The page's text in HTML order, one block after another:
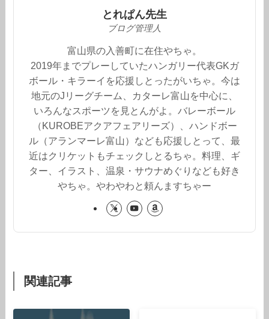
とれぱん先生
ブログ管理人
富山県の入善町に在住やちゃ。
2019年までプレーしていたハンガリー代表GKガ
ボール・キラーイを応援しとったがいちゃ。今は
地元のJリーグチーム、カターレ富山を中心に、
いろんなスポーツを見とんがよ。バレーボール
（KUROBEアクアフェアリーズ）、ハンドボー
ル（アランマーレ富山）なども応援しとって、最
近はクリケットもチェックしとるちゃ。料理、ギ
ター、イラスト、温泉・サウナめぐりなども好き
やちゃ。やわやわと頼んますちゃー
関連記事